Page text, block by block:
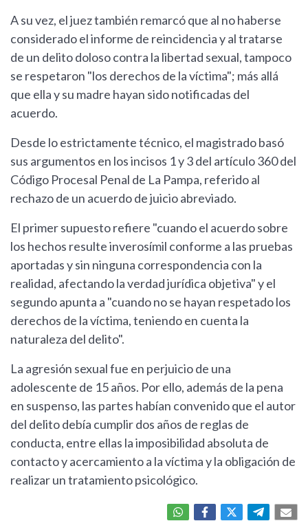
A su vez, el juez también remarcó que al no haberse
considerado el informe de reincidencia y al tratarse
de un delito doloso contra la libertad sexual, tampoco
se respetaron "los derechos de la víctima"; más allá
que ella y su madre hayan sido notificadas del
acuerdo.
Desde lo estrictamente técnico, el magistrado basó
sus argumentos en los incisos 1 y 3 del artículo 360 del
Código Procesal Penal de La Pampa, referido al
rechazo de un acuerdo de juicio abreviado.
El primer supuesto refiere "cuando el acuerdo sobre
los hechos resulte inverosímil conforme a las pruebas
aportadas y sin ninguna correspondencia con la
realidad, afectando la verdad jurídica objetiva" y el
segundo apunta a "cuando no se hayan respetado los
derechos de la víctima, teniendo en cuenta la
naturaleza del delito".
La agresión sexual fue en perjuicio de una
adolescente de 15 años. Por ello, además de la pena
en suspenso, las partes habían convenido que el autor
del delito debía cumplir dos años de reglas de
conducta, entre ellas la imposibilidad absoluta de
contacto y acercamiento a la víctima y la obligación de
realizar un tratamiento psicológico.